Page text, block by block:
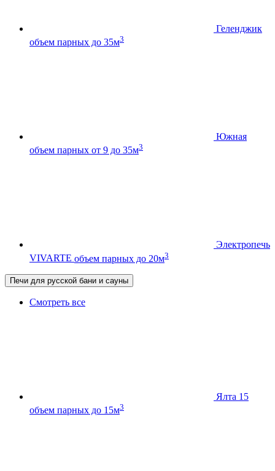
Геленджик
объем парных до 35м3
Южная
объем парных от 9 до 35м3
Электропечь
VIVARTE объем парных до 20м3
Печи для русской бани и сауны
Смотреть все
Ялта 15
объем парных до 15м3